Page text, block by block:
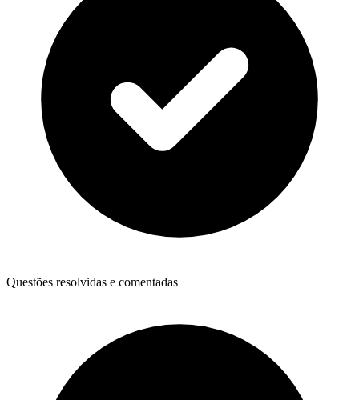
Questões resolvidas e comentadas